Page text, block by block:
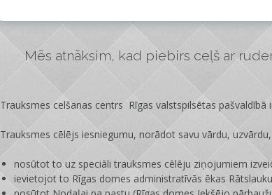
Mēs atnāksim, kad piebirs ceļš ar
Trauksmes celšanas centrs Rīgas valstspilsētas pašvaldībā
Trauksmes cēlējs iesniegumu, norādot savu vārdu,
nosūtot to uz speciāli trauksmes cēlēju ziņojumiem
ievietojot to Rīgas domes administratīvās ēkas